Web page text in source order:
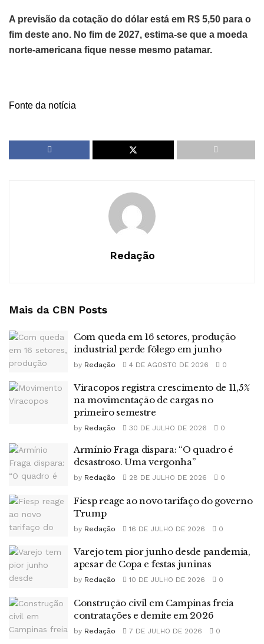
A previsão da cotação do dólar está em R$ 5,50 para o
fim deste ano. No fim de 2027, estima-se que a moeda
norte-americana fique nesse mesmo patamar.
Fonte da notícia
Redação
Mais da CBN Posts
Com queda em 16 setores, produção
industrial perde fôlego em junho
by Redação 4 DE AGOSTO DE 2026 0
Viracopos registra crescimento de 11,5%
na movimentação de cargas no
primeiro semestre
by Redação 30 DE JULHO DE 2026 0
Armínio Fraga dispara: “O quadro é
desastroso. Uma vergonha”
by Redação 28 DE JULHO DE 2026 0
Fiesp reage ao novo tarifaço do governo
Trump
by Redação 16 DE JULHO DE 2026 0
Varejo tem pior junho desde pandemia,
apesar de Copa e festas juninas
by Redação 10 DE JULHO DE 2026 0
Construção civil em Campinas freia
contratações e demite em 2026
by Redação 7 DE JULHO DE 2026 0